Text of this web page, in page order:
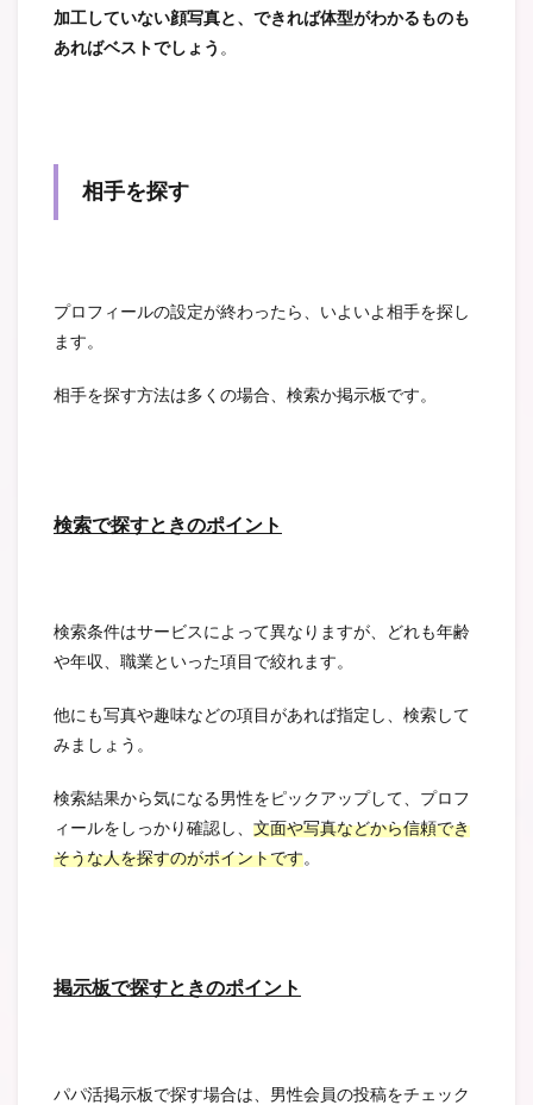
加工していない顔写真と、できれば体型がわかるものも
あればベストでしょう 。
相手を探す
プロフィールの設定が終わったら、いよいよ相手を探し
ます。
相手を探す方法は多くの場合、検索か掲示板です。
検索で探すときのポイント
検索条件はサービスによって異なりますが、どれも年齢
や年収、職業といった項目で絞れます。
他にも写真や趣味などの項目があれば指定し、検索して
みましょう。
検索結果から気になる男性をピックアップして、プロフ
ィールをしっかり確認し、 文面や写真などから信頼でき
そうな人を探すのがポイントです。
掲示板で探すときのポイント
パパ活掲示板で探す場合は、男性会員の投稿をチェック